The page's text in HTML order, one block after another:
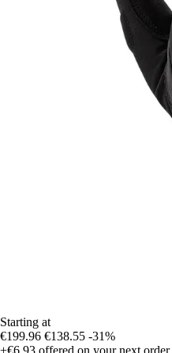
Starting at
€199.96 €138.55 -31%
+€6.93 offered on your next order